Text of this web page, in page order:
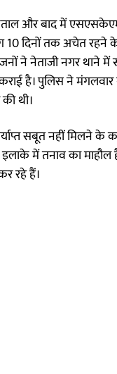
और बाद में
10 दिनों तक अचेत रहने के
ने नेताजी नगर थाने
है। पुलिस ने
थी।
सबूत नहीं मिलने के
में तनाव का
रहे हैं।